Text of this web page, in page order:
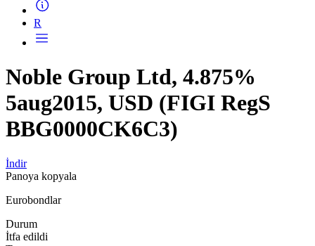
R
Noble Group Ltd, 4.875%
5aug2015, USD (FIGI RegS
BBG0000CK6C3)
İndir
Panoya kopyala
Eurobondlar
Durum
İtfa edildi